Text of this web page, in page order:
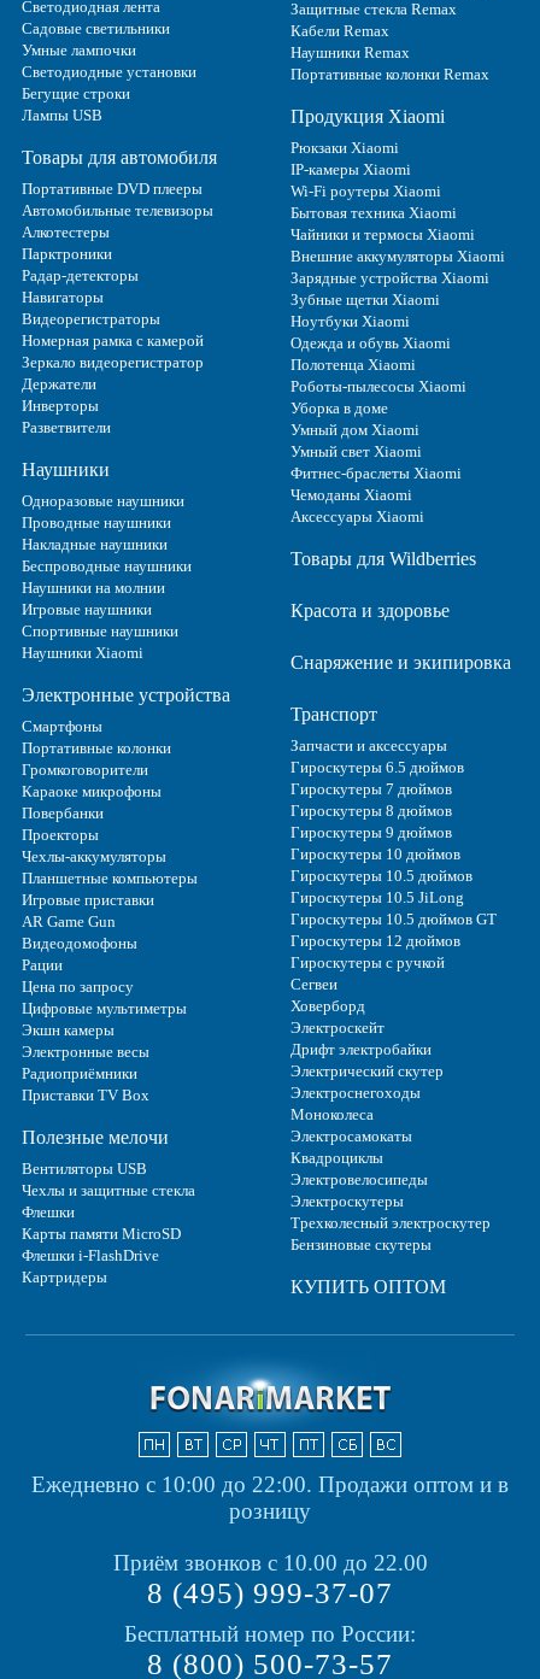
Светодиодная лента
Садовые светильники
Умные лампочки
Светодиодные установки
Бегущие строки
Лампы USB
Товары для автомобиля
Портативные DVD плееры
Автомобильные телевизоры
Алкотестеры
Парктроники
Радар-детекторы
Навигаторы
Видеорегистраторы
Номерная рамка с камерой
Зеркало видеорегистратор
Держатели
Инверторы
Разветвители
Наушники
Одноразовые наушники
Проводные наушники
Накладные наушники
Беспроводные наушники
Наушники на молнии
Игровые наушники
Спортивные наушники
Наушники Xiaomi
Электронные устройства
Смартфоны
Портативные колонки
Громкоговорители
Караоке микрофоны
Повербанки
Проекторы
Чехлы-аккумуляторы
Планшетные компьютеры
Игровые приставки
AR Game Gun
Видеодомофоны
Рации
Цена по запросу
Цифровые мультиметры
Экшн камеры
Электронные весы
Радиоприёмники
Приставки TV Box
Полезные мелочи
Вентиляторы USB
Чехлы и защитные стекла
Флешки
Карты памяти MicroSD
Флешки i-FlashDrive
Картридеры
Защитные стекла Remax
Кабели Remax
Наушники Remax
Портативные колонки Remax
Продукция Xiaomi
Рюкзаки Xiaomi
IP-камеры Xiaomi
Wi-Fi роутеры Xiaomi
Бытовая техника Xiaomi
Чайники и термосы Xiaomi
Внешние аккумуляторы Xiaomi
Зарядные устройства Xiaomi
Зубные щетки Xiaomi
Ноутбуки Xiaomi
Одежда и обувь Xiaomi
Полотенца Xiaomi
Роботы-пылесосы Xiaomi
Уборка в доме
Умный дом Xiaomi
Умный свет Xiaomi
Фитнес-браслеты Xiaomi
Чемоданы Xiaomi
Аксессуары Xiaomi
Товары для Wildberries
Красота и здоровье
Снаряжение и экипировка
Транспорт
Запчасти и аксессуары
Гироскутеры 6.5 дюймов
Гироскутеры 7 дюймов
Гироскутеры 8 дюймов
Гироскутеры 9 дюймов
Гироскутеры 10 дюймов
Гироскутеры 10.5 дюймов
Гироскутеры 10.5 JiLong
Гироскутеры 10.5 дюймов GT
Гироскутеры 12 дюймов
Гироскутеры с ручкой
Сегвеи
Ховерборд
Электроскейт
Дрифт электробайки
Электрический скутер
Электроснегоходы
Моноколеса
Электросамокаты
Квадроциклы
Электровелосипеды
Электроскутеры
Трехколесный электроскутер
Бензиновые скутеры
КУПИТЬ ОПТОМ
Ежедневно с 10:00 до 22:00. Продажи оптом и в
розницу
Приём звонков с 10.00 до 22.00
8 (495) 999-37-07
Бесплатный номер по России:
8 (800) 500-73-57